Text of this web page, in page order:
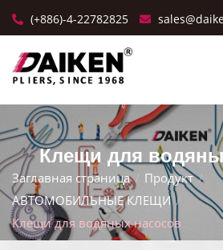
(+886)-4-22782825
Клещи для
Заглавная страница
Продукт
АВТОМОБИЛЬНЫЕ КЛЕЩИ
Клещи для водяных насосов